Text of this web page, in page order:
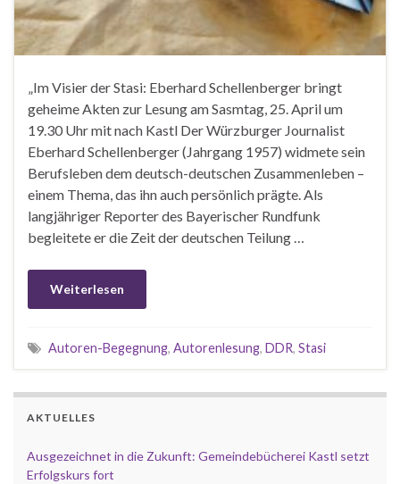
„Im Visier der Stasi: Eberhard Schellenberger bringt
geheime Akten zur Lesung am Sasmtag, 25. April um
19.30 Uhr mit nach Kastl Der Würzburger Journalist
Eberhard Schellenberger (Jahrgang 1957) widmete sein
Berufsleben dem deutsch-deutschen Zusammenleben –
einem Thema, das ihn auch persönlich prägte. Als
langjähriger Reporter des Bayerischer Rundfunk
begleitete er die Zeit der deutschen Teilung …
Weiterlesen
Autoren-Begegnung, Autorenlesung, DDR, Stasi
AKTUELLES
Ausgezeichnet in die Zukunft: Gemeindebücherei Kastl setzt
Erfolgskurs fort